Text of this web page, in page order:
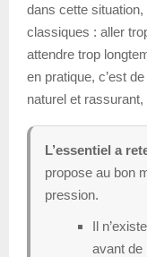
dans cette
classiques : aller
attendre trop
en pratique, c’est
naturel et
L’essentiel a
propose au bon
pression.
Il
avant de